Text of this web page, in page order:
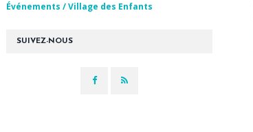
SUIVEZ-NOUS
Événements / Village des Enfants